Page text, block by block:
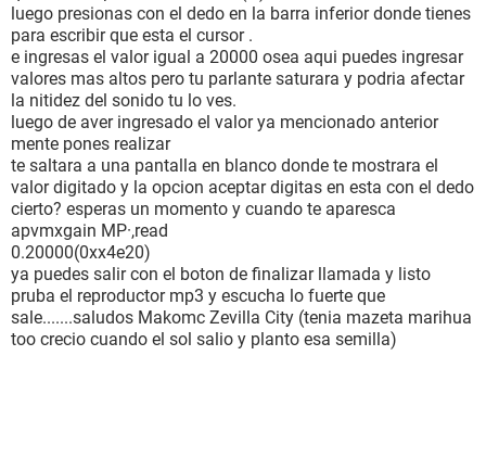
luego presionas con el dedo en la barra inferior donde tienes
para escribir que esta el cursor .
e ingresas el valor igual a 20000 osea aqui puedes ingresar
valores mas altos pero tu parlante saturara y podria afectar
la nitidez del sonido tu lo ves.
luego de aver ingresado el valor ya mencionado anterior
mente pones realizar
te saltara a una pantalla en blanco donde te mostrara el
valor digitado y la opcion aceptar digitas en esta con el dedo
cierto? esperas un momento y cuando te aparesca
apvmxgain MP·,read
0.20000(0xx4e20)
ya puedes salir con el boton de finalizar llamada y listo
pruba el reproductor mp3 y escucha lo fuerte que
sale.......saludos Makomc Zevilla City (tenia mazeta marihua
too crecio cuando el sol salio y planto esa semilla)